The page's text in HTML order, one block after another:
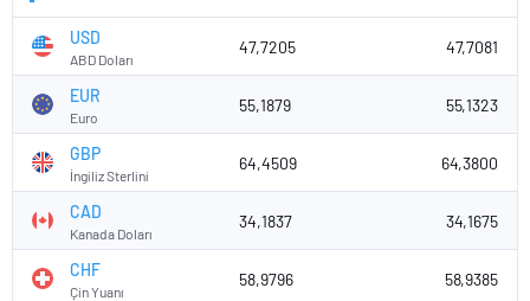
USD
ABD Doları
47,7205 47,7081
EUR
Euro
55,1879 55,1323
GBP
İngiliz Sterlini
64,4509 64,3800
CAD
Kanada Doları
34,1837 34,1675
CHF
Çin Yuanı
58,9796 58,9385